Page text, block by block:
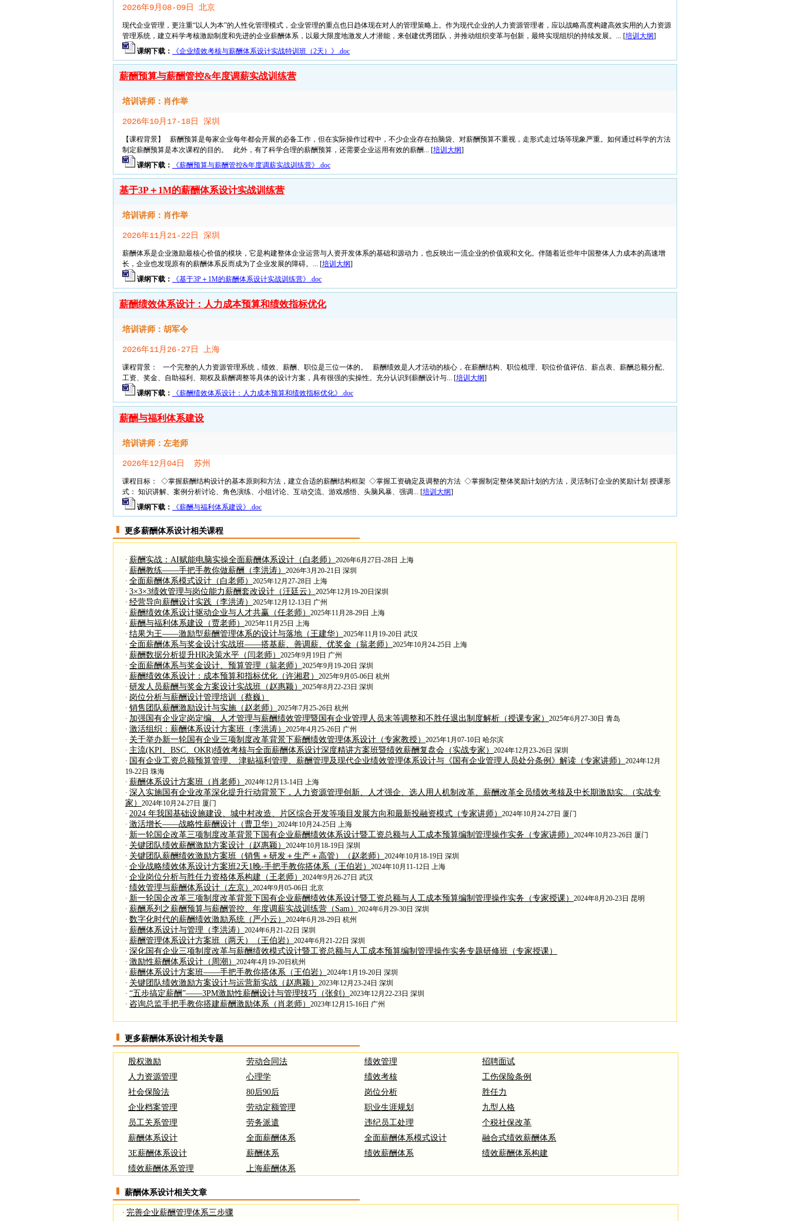
2026年9月08-09日 北京
现代企业管理，更注重“以人为本”的人性化管理模式，企业管理的重点也日趋体现在对人的管理策略上。作为现代企业的人力资源管理者，应以战略高度构建高效实用的人力资源
管理系统，建立科学考核激励制度和先进的企业薪酬体系，以最大限度地激发人才潜能，来创建优秀团队，并推动组织变革与创新，最终实现组织的持续发展。... [培训大纲]
课纲下载：
《企业绩效考核与薪酬体系设计实战特训班（2天）》.doc
薪酬预算与薪酬管控&年度调薪实战训练营
培训讲师：肖作举
2026年10月17-18日 深圳
【课程背景】 薪酬预算是每家企业每年都会开展的必备工作，但在实际操作过程中，不少企业存在拍脑袋、对薪酬预算不重视，走形式走过场等现象严重。如何通过科学的方法
制定薪酬预算是本次课程的目的。 此外，有了科学合理的薪酬预算，还需要企业运用有效的薪酬... [培训大纲]
课纲下载：
《薪酬预算与薪酬管控&年度调薪实战训练营》.doc
基于3P＋1M的薪酬体系设计实战训练营
培训讲师：肖作举
2026年11月21-22日 深圳
薪酬体系是企业激励最核心价值的模块，它是构建整体企业运营与人资开发体系的基础和源动力，也反映出一流企业的价值观和文化。伴随着近些年中国整体人力成本的高速增
长，企业也发现原有的薪酬体系反而成为了企业发展的障碍。... [培训大纲]
课纲下载：
《基于3P＋1M的薪酬体系设计实战训练营》.doc
薪酬绩效体系设计：人力成本预算和绩效指标优化
培训讲师：胡军令
2026年11月26-27日 上海
课程背景： 一个完整的人力资源管理系统，绩效、薪酬、职位是三位一体的。 薪酬绩效是人才活动的核心，在薪酬结构、职位梳理、职位价值评估、薪点表、薪酬总额分配、
工资、奖金、自助福利、期权及薪酬调整等具体的设计方案，具有很强的实操性。充分认识到薪酬设计与... [培训大纲]
课纲下载：
《薪酬绩效体系设计：人力成本预算和绩效指标优化》.doc
薪酬与福利体系建设
培训讲师：左老师
2026年12月04日 苏州
课程目标： ◇掌握薪酬结构设计的基本原则和方法，建立合适的薪酬结构框架 ◇掌握工资确定及调整的方法 ◇掌握制定整体奖励计划的方法，灵活制订企业的奖励计划 授课形
式： 知识讲解、案例分析讨论、角色演练、小组讨论、互动交流、游戏感悟、头脑风暴、强调... [培训大纲]
课纲下载：
《薪酬与福利体系建设》.doc
更多薪酬体系设计相关课程
· 薪酬实战：AI赋能电脑实操全面薪酬体系设计（白老师） 2026年6月27日-28日 上海
· 薪酬教练——手把手教你做薪酬（李洪涛） 2026年3月20-21日 深圳
· 全面薪酬体系模式设计（白老师） 2025年12月27-28日 上海
· 3×3×3绩效管理与岗位能力薪酬套改设计（汪廷云） 2025年12月19-20日深圳
· 经营导向薪酬设计实践（李洪涛） 2025年12月12-13日 广州
· 薪酬绩效体系设计驱动企业与人才共赢（任老师） 2025年11月28-29日 上海
· 薪酬与福利体系建设（贾老师） 2025年11月25日 上海
· 结果为王——激励型薪酬管理体系的设计与落地（王建华） 2025年11月19-20日 武汉
· 全面薪酬体系与奖金设计实战班——搭基薪、善调薪、优奖金（翁老师） 2025年10月24-25日 上海
· 薪酬数据分析提升HR决策水平（闫老师） 2025年9月19日 广州
· 全面薪酬体系与奖金设计、预算管理（翁老师） 2025年9月19-20日 深圳
· 薪酬绩效体系设计：成本预算和指标优化（许湘君） 2025年9月05-06日 杭州
· 研发人员薪酬与奖金方案设计实战班（赵惠颖） 2025年8月22-23日 深圳
· 岗位分析与薪酬设计管理培训（蔡巍）
· 销售团队薪酬激励设计与实施（赵老师） 2025年7月25-26日 杭州
· 加强国有企业定岗定编、人才管理与薪酬绩效管理暨国有企业管理人员末等调整和不胜任退出制度解析（授课专家） 2025年6月27-30日 青岛
· 激活组织：薪酬体系设计方案班（李洪涛） 2025年4月25-26日 广州
· 关于举办新一轮国有企业三项制度改革背景下薪酬绩效管理体系设计（专家教授） 2025年1月07-10日 哈尔滨
· 主流(KPI、BSC、OKR)绩效考核与全面薪酬体系设计深度精讲方案班暨绩效薪酬复盘会（实战专家） 2024年12月23-26日 深圳
· 国有企业工资总额预算管理、 津贴福利管理、薪酬管理及现代企业绩效管理体系设计与《国有企业管理人员处分条例》解读（专家讲师） 2024年12月
19-22日 珠海
· 薪酬体系设计方案班（肖老师） 2024年12月13-14日 上海
· 深入实施国有企业改革深化提升行动背景下，人力资源管理创新、人才强企、选人用人机制改革、薪酬改革全员绩效考核及中长期激励实..（实战专
家） 2024年10月24-27日 厦门
· 2024 年我国基础设施建设、城中村改造、片区综合开发等项目发展方向和最新投融资模式（专家讲师） 2024年10月24-27日 厦门
· 激活增长——战略性薪酬设计（曹卫华） 2024年10月24-25日 上海
· 新一轮国企改革三项制度改革背景下国有企业薪酬绩效体系设计暨工资总额与人工成本预算编制管理操作实务（专家讲师） 2024年10月23-26日 厦门
· 关键团队绩效薪酬激励方案设计（赵惠颖） 2024年10月18-19日 深圳
· 关键团队薪酬绩效激励方案班（销售＋研发＋生产＋高管）（赵老师） 2024年10月18-19日 深圳
· 企业战略绩效体系设计方案班2天1晚-手把手教你搭体系（王伯岩） 2024年10月11-12日 上海
· 企业岗位分析与胜任力资格体系构建（王老师） 2024年9月26-27日 武汉
· 绩效管理与薪酬体系设计（左京） 2024年9月05-06日 北京
· 新一轮国企改革三项制度改革背景下国有企业薪酬绩效体系设计暨工资总额与人工成本预算编制管理操作实务（专家授课） 2024年8月20-23日 昆明
· 薪酬系列之薪酬预算与薪酬管控、年度调薪实战训练营（Sam） 2024年6月29-30日 深圳
· 数字化时代的薪酬绩效激励系统（严小云） 2024年6月28-29日 杭州
· 薪酬体系设计与管理（李洪涛） 2024年6月21-22日 深圳
· 薪酬管理体系设计方案班（两天）（王伯岩） 2024年6月21-22日 深圳
· 深化国有企业三项制度改革与薪酬绩效模式设计暨工资总额与人工成本预算编制管理操作实务专题研修班（专家授课）
· 激励性薪酬体系设计（周潮） 2024年4月19-20日杭州
· 薪酬体系设计方案班——手把手教你搭体系（王伯岩） 2024年1月19-20日 深圳
· 关键团队绩效激励方案设计与运营新实战（赵惠颖） 2023年12月23-24日 深圳
· “五步搞定薪酬”——3PM激励性薪酬设计与管理技巧（张剑） 2023年12月22-23日 深圳
· 咨询总监手把手教你搭建薪酬激励体系（肖老师） 2023年12月15-16日 广州
更多薪酬体系设计相关专题
股权激励 劳动合同法 绩效管理
招聘面试
人力资源管理
心理学 绩效考核
工伤保险条例
社会保险法
80后90后 岗位分析
胜任力
企业档案管理
劳动定额管理 职业生涯规划
九型人格
员工关系管理
劳务派遣 违纪员工处理
个税社保改革
薪酬体系设计
全面薪酬体系 全面薪酬体系模式设计
融合式绩效薪酬体系
3E薪酬体系设计
薪酬体系 绩效薪酬体系
绩效薪酬体系构建
绩效薪酬体系管理
上海薪酬体系
薪酬体系设计相关文章
· 完善企业薪酬管理体系三步骤